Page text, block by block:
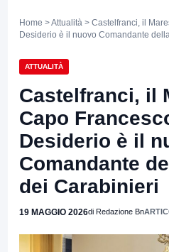
Home >Attualità > Castelfranci, il
Desiderio è il nuovo Comandante
ATTUALITÀ
Castelfranci, il
Capo
Desiderio è il
Comandante
dei Carabinieri
19 MAGGIO 2026di Redazione Bn